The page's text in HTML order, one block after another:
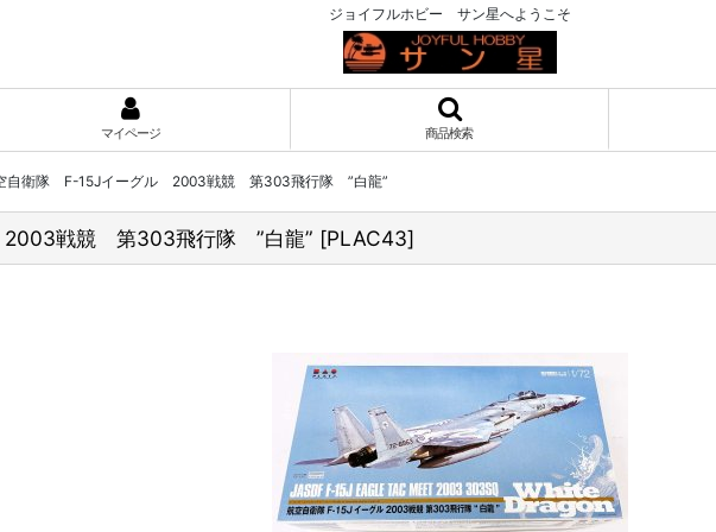
ジョイフルホビー サン星へようこそ
マイページ 商品検索
自衛隊 F-15Jイーグル 2003戦競 第303飛行隊 ”白龍”
戦競 第303飛行隊 ”白龍” [PLAC43]